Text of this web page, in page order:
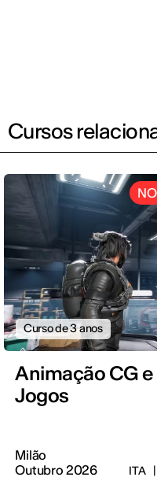
Cursos
Curso de 3 anos
Animação CG
Jogos
Milão
Outubro 2026
ITA